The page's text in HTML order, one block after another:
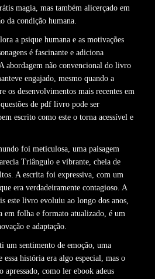
magia, mas também alicerçado em
da condição humana.
a psique humana e as motivações
é fascinante e adiciona
abordagem não convencional do livro
engajado, mesmo quando a
os desenvolvimentos mais recentes em
de pdf livro pode ser
escrito como este o torna acessível e
foi meticulosa, uma paisagem
Triângulo e vibrante, cheia de
A escrita foi expressiva, com um
era verdadeiramente contagioso. A
este livro evoluiu ao longo dos anos,
em folha e formato atualizado, é um
e adaptação.
um sentimento de emoção, uma
essa história era algo especial, mas o
apressado, como ler ebook adeus